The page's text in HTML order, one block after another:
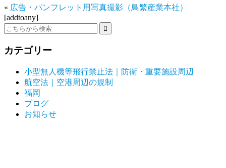
« 広告・パンフレット用写真撮影（鳥繁産業本社）
[addtoany]
カテゴリー
小型無人機等飛行禁止法｜防衛・重要施設周辺
航空法｜空港周辺の規制
福岡
ブログ
お知らせ